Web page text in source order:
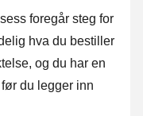
foregår steg for
hva du bestiller
og du har en
du legger inn